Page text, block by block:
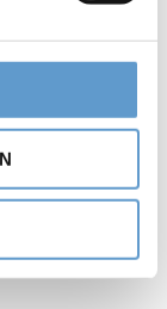
m². Davon
das
rd. 130.000
Allerdings sind